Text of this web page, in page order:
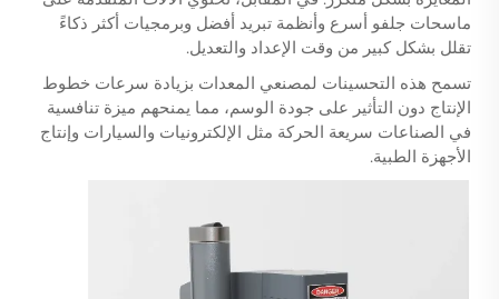
ماسحات جلفو أسرع وأنظمة تبريد أفضل وبرمجيات أكثر ذكاءً
تقلل بشكل كبير من وقت الإعداد والتعديل.
تسمح هذه التحسينات لمصنعي المعدات بزيادة سرعات خطوط
الإنتاج دون التأثير على جودة الوسم، مما يمنحهم ميزة تنافسية
في الصناعات سريعة الحركة مثل الإلكترونيات والسيارات وإنتاج
الأجهزة الطبية.